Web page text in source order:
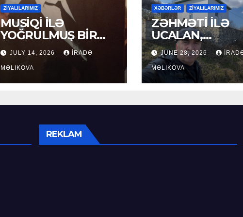
ZİYALILARIMIZ
MUSİQİ İLƏ
YOĞRULMUŞ BİR
ÖMÜR
JULY 14, 2026 İRADƏ
MƏLIKOVA
XƏBƏRLƏR ZİYALILARIMIZ
ZƏHMƏTİ İLƏ
UCALAN,
XEYİRXAHLIĞI
SEÇİLƏN: HACI
RAMAZAN
JUNE 28, 2026
MƏLIKOVA
REKLAM